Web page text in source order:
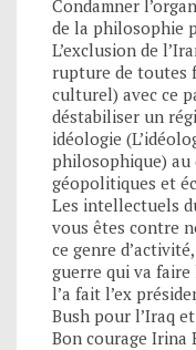
Condamner
de la philosophie
L’exclusion de
rupture de toutes
culturel) avec ce
déstabiliser un
idéologie
philosophique)
géopolitiques et
Les intellectuels
vous êtes contre
ce genre
guerre qui va
l’a fait l’ex
Bush pour l’Iraq
Bon courage Irina